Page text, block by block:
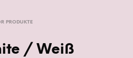
PRODUKTE
/ Weiß